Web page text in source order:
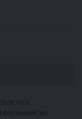
dort beginnt, wo